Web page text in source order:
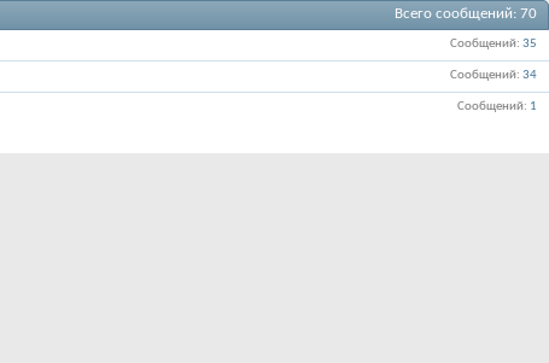
Всего сообщений 70
Сообщений 35
Сообщений 34
Сообщений 1